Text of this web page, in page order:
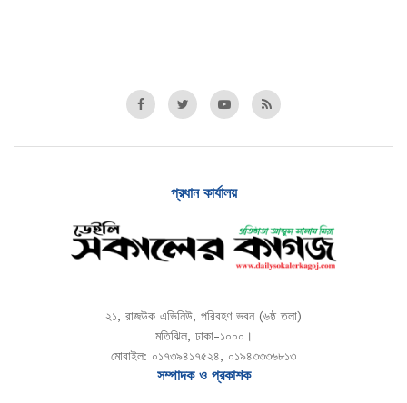
প্রধান কার্যালয়
২১, রাজউক এভিনিউ, পরিবহণ ভবন (৬ষ্ঠ তলা)
মতিঝিল, ঢাকা-১০০০।
মোবাইল: ০১৭৩৯৪১৭৫২৪, ০১৯৪৩৩৩৬৮১৩
সম্পাদক ও প্রকাশক